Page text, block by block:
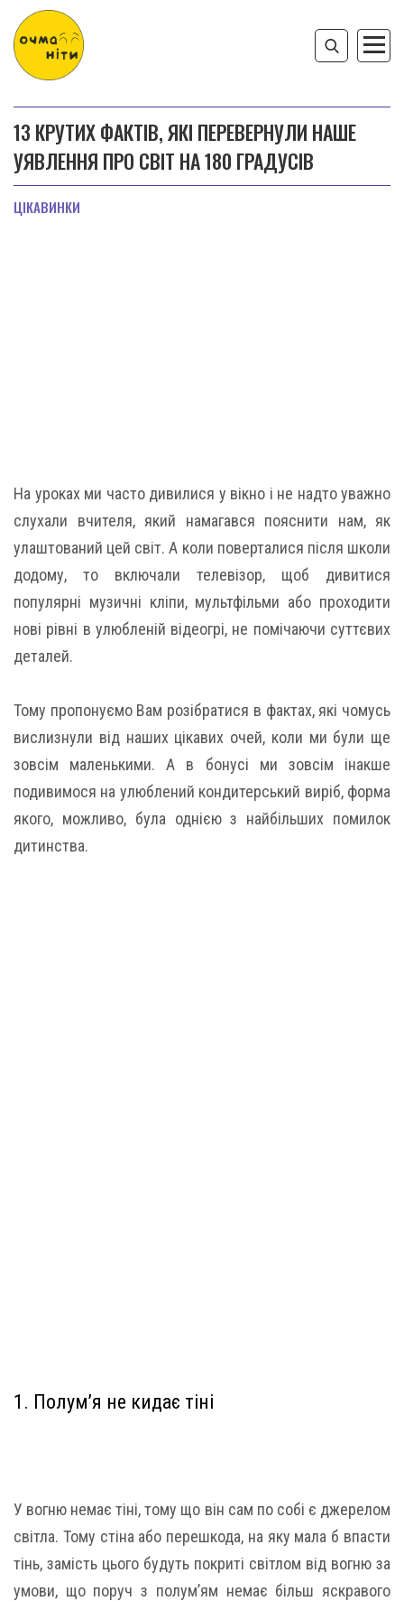
13 КРУТИХ ФАКТІВ, ЯКІ ПЕРЕВЕРНУЛИ НАШЕ
УЯВЛЕННЯ ПРО СВІТ НА 180 ГРАДУСІВ
ЦІКАВИНКИ
На уроках ми часто дивилися у вікно і не надто уважно
слухали вчителя, який намагався пояснити нам, як
улаштований цей світ. А коли поверталися після школи
додому, то включали телевізор, щоб дивитися
популярні музичні кліпи, мультфільми або проходити
нові рівні в улюбленій відеогрі, не помічаючи суттєвих
деталей.
Тому пропонуємо Вам розібратися в фактах, які чомусь
вислизнули від наших цікавих очей, коли ми були ще
зовсім маленькими. А в бонусі ми зовсім інакше
подивимося на улюблений кондитерський виріб, форма
якого, можливо, була однією з найбільших помилок
дитинства.
1. Полум’я не кидає тіні
У вогню немає тіні, тому що він сам по собі є джерелом
світла. Тому стіна або перешкода, на яку мала б впасти
тінь, замість цього будуть покриті світлом від вогню за
умови, що поруч з полум’ям немає більш яскравого